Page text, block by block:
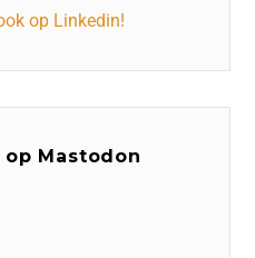
op Linkedin!
Mastodon